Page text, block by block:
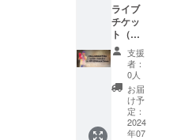
ライブ
チケッ
ト（電
子チ
ケッ
ト） ※
チケッ
トはプ
ロジェ
クト支
援時の
支援
者：
0人
お届
け予
定：
2024
年07